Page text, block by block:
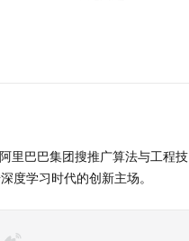
里巴巴集团搜推广算法与工程技
度学习时代的创新主场。